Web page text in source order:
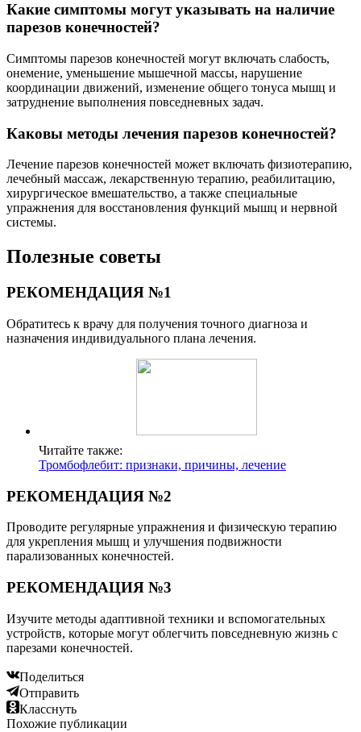
Какие симптомы могут указывать на наличие
парезов конечностей?
Симптомы парезов конечностей могут включать слабость,
онемение, уменьшение мышечной массы, нарушение
координации движений, изменение общего тонуса мышц и
затруднение выполнения повседневных задач.
Каковы методы лечения парезов конечностей?
Лечение парезов конечностей может включать физиотерапию,
лечебный массаж, лекарственную терапию, реабилитацию,
хирургическое вмешательство, а также специальные
упражнения для восстановления функций мышц и нервной
системы.
Полезные советы
РЕКОМЕНДАЦИЯ №1
Обратитесь к врачу для получения точного диагноза и
назначения индивидуального плана лечения.
Читайте также:
Тромбофлебит: признаки, причины, лечение
РЕКОМЕНДАЦИЯ №2
Проводите регулярные упражнения и физическую терапию
для укрепления мышц и улучшения подвижности
парализованных конечностей.
РЕКОМЕНДАЦИЯ №3
Изучите методы адаптивной техники и вспомогательных
устройств, которые могут облегчить повседневную жизнь с
парезами конечностей.
Поделиться
Отправить
Класснуть
Похожие публикации